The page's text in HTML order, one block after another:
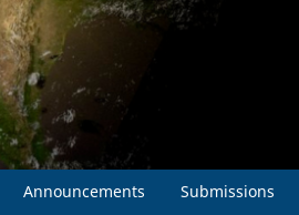
Announcements Submissions